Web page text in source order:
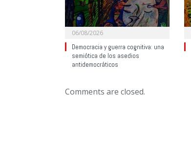
06/08/2026
Democracia y guerra cognitiva: una
semiótica de los asedios
antidemocráticos
Comments are closed.